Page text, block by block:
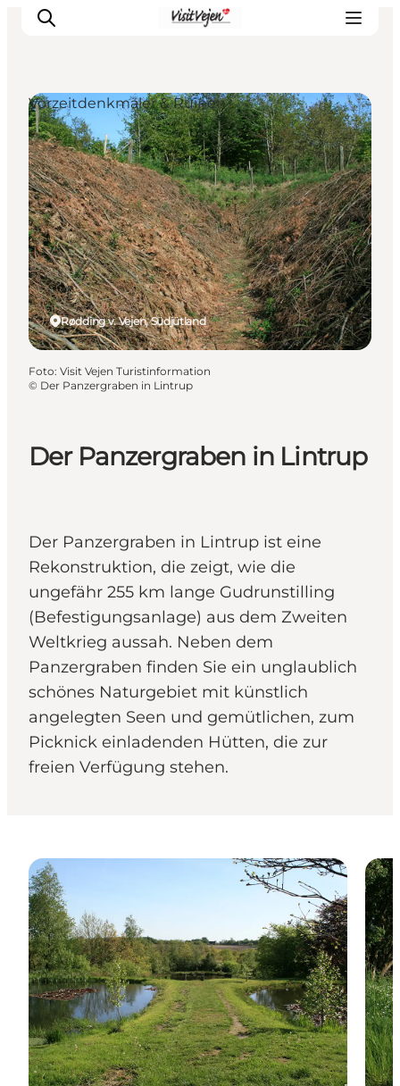
Restaurants
Schlafen
Nature
Städte
Events
Explore
Der Panzergraben in Lintrup
Der Panzergraben in Lintrup ist eine
Rekonstruktion, die zeigt, wie die
ungefähr 255 km lange Gudrunstilling
(Befestigungsanlage) aus dem Zweiten
Weltkrieg aussah. Neben dem
Panzergraben finden Sie ein unglaublich
schönes Naturgebiet mit künstlich
angelegten Seen und gemütlichen, zum
Picknick einladenden Hütten, die zur
freien Verfügung stehen.
Rødding v. Vejen, Südjütland
Vorzeitdenkmäler & Ruinen
Foto: Visit Vejen Turistinformation
© Der Panzergraben in Lintrup